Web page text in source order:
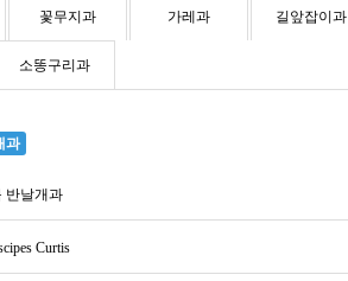
꽃무지과 가레과 길앞잡이과
소똥구리과
과
반날개과
Curtis